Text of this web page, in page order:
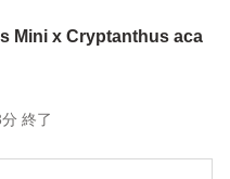
Mini x Cryptanthus aca
終了